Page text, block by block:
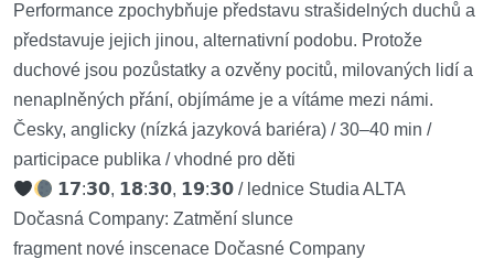
Performance zpochybňuje představu strašidelných duchů a
představuje jejich jinou, alternativní podobu. Protože
duchové jsou pozůstatky a ozvěny pocitů, milovaných lidí a
nenaplněných přání, objímáme je a vítáme mezi námi.
Česky, anglicky (nízká jazyková bariéra) / 30–40 min /
participace publika / vhodné pro děti
𝟭𝟳:𝟯𝟬, 𝟭𝟴:𝟯𝟬, 𝟭𝟵:𝟯𝟬 / lednice Studia ALTA
Dočasná Company: Zatmění slunce
fragment nové inscenace Dočasné Company